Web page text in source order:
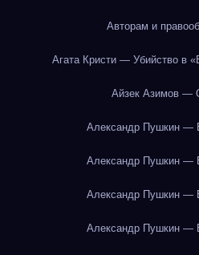
Авторам и
Агата Кристи — Убийство в
Айзек Азимов —
Александр Пушкин —
Александр Пушкин —
Александр Пушкин —
Александр Пушкин —